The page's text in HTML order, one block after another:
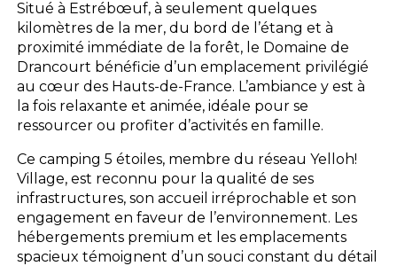
Situé à Estrébœuf, à seulement quelques
kilomètres de la mer, du bord de l’étang et à
proximité immédiate de la forêt, le Domaine de
Drancourt bénéficie d’un emplacement privilégié
au cœur des Hauts-de-France. L’ambiance y est à
la fois relaxante et animée, idéale pour se
ressourcer ou profiter d’activités en famille.
Ce camping 5 étoiles, membre du réseau Yelloh!
Village, est reconnu pour la qualité de ses
infrastructures, son accueil irréprochable et son
engagement en faveur de l’environnement. Les
hébergements premium et les emplacements
spacieux témoignent d’un souci constant du détail